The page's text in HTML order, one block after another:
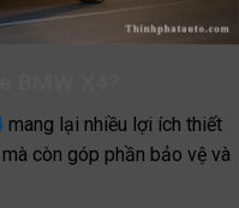
mang lại nhiều lợi ích thiết
còn góp phần bảo vệ và